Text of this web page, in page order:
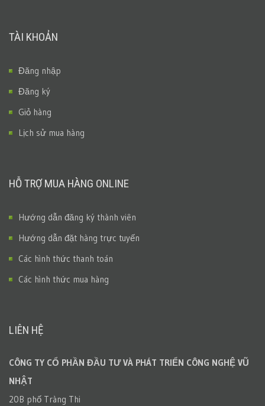
TÀI KHOẢN
Đăng nhập
Đăng ký
Giỏ hàng
Lịch sử mua hàng
HỖ TRỢ MUA HÀNG ONLINE
Hướng dẫn đăng ký thành viên
Hướng dẫn đặt hàng trực tuyến
Các hình thức thanh toán
Các hình thức mua hàng
LIÊN HỆ
CÔNG TY CỔ PHẦN ĐẦU TƯ VÀ PHÁT TRIỂN CÔNG NGHỆ VŨ
NHẬT
20B phố Tràng Thi